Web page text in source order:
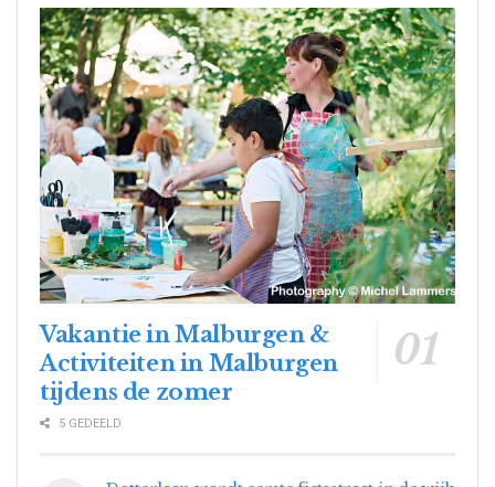
Vakantie in Malburgen &
Activiteiten in Malburgen
tijdens de zomer
5 GEDEELD